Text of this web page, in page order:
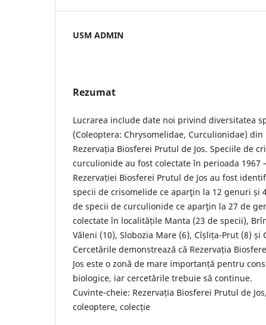
USM ADMIN
Rezumat
Lucrarea include date noi privind diversitatea
(Coleoptera: Chrysomelidae, Curculionidae) din
Rezervația Biosferei Prutul de Jos. Speciile de
curculionide au fost colectate în perioada 1967
Rezervației Biosferei Prutul de Jos au fost
specii de crisomelide ce aparţin la 12 genuri și
de specii de curculionide ce aparţin la 27 de
colectate în localitățile Manta (23 de specii),
Văleni (10), Slobozia Mare (6), Cîșlița-Prut (8) și
Cercetările demonstrează că Rezervația
Jos este o zonă de mare importanță pentru
biologice, iar cercetările trebuie să continue.
Cuvinte-cheie: Rezervația Biosferei Prutul de
coleoptere, colecție